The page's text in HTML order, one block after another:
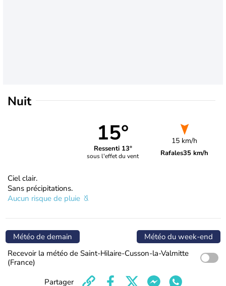
Nuit
15°
Ressenti 13°
sous l'effet du vent
15 km/h
Rafales35 km/h
Ciel clair.
Sans précipitations.
Aucun risque de pluie
Météo de demain
Météo du week-end
Recevoir la météo de Saint-Hilaire-Cusson-la-Valmitte
(France)
Partager